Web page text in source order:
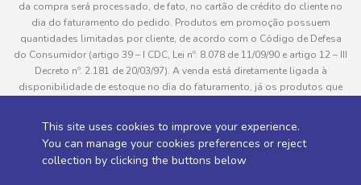
This site uses cookies to improve your experience.
You can manage your cookies preferences or reject
collection by clicking the buttons below
da compra será processado, de fato, no cartão de crédito do cliente no
dia do faturamento do pedido. Produtos em promoção possuem
quantidades limitadas por cliente, de acordo com o Código de Defesa
do Consumidor (artigo 39 – I CDC, Lei nº. 8.078 de 11/09/90 e artigo 12 – III
Decreto nº. 2.181 de 20/03/97). A venda está diretamente ligada à
disponibilidade de estoque no dia do faturamento, já os produtos que
pedido do cliente, este não será entregue e o valor do item não será
cobrado. As fotos dos produtos no site são ilustrativas, podendo haver
divergência com o produto real e todos os pedidos estão sujeitos à